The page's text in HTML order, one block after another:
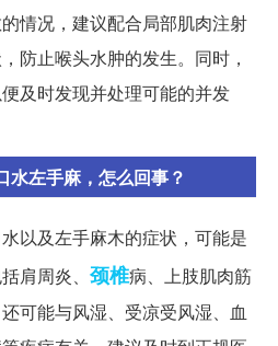
情况，建议配合局部肌肉注射
防止喉头水肿的发生。同时，
及时发现并处理可能的并发
水左手麻，怎么回事？
以及左手麻木的症状，可能是
肩周炎、 颈椎病、上肢肌肉筋
可能与风湿、受凉受风湿、血